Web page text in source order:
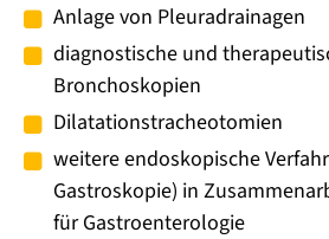
Anlage von Pleuradrainagen
diagnostische und
Bronchoskopien
Dilatationstracheotomien
weitere endoskopische
Gastroskopie) in
für Gastroenterologie